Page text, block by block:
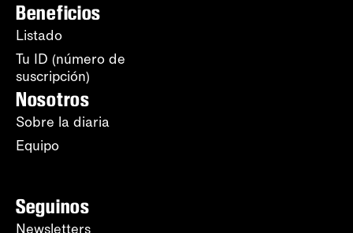
Beneficios
Listado
Tu ID (número de
suscripción)
Nosotros
Sobre la diaria
Equipo
Seguinos
Newsletters